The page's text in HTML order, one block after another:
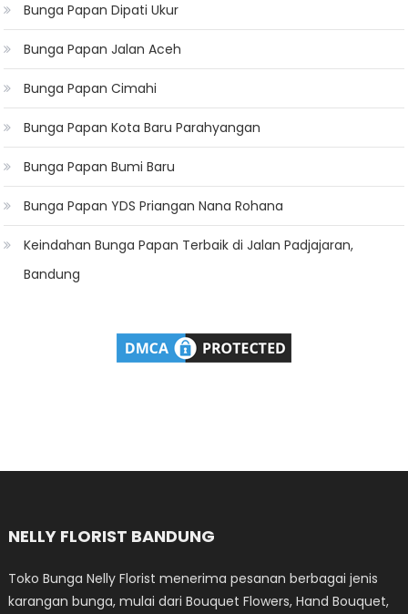
Bunga Papan Dipati Ukur
Bunga Papan Jalan Aceh
Bunga Papan Cimahi
Bunga Papan Kota Baru Parahyangan
Bunga Papan Bumi Baru
Bunga Papan YDS Priangan Nana Rohana
Keindahan Bunga Papan Terbaik di Jalan Padjajaran,
Bandung
NELLY FLORIST BANDUNG
Toko Bunga Nelly Florist menerima pesanan berbagai jenis
karangan bunga, mulai dari Bouquet Flowers, Hand Bouquet,